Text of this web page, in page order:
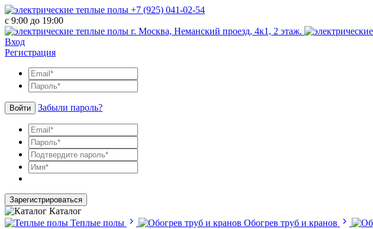
+7 (925) 041-02-54
с 9:00 до 19:00
г. Москва, Неманский проезд, 4к1, 2 этаж.
Вход
Регистрация
Войти Забыли пароль?
Зарегистрироваться
Каталог
Теплые полы
Обогрев труб и кранов